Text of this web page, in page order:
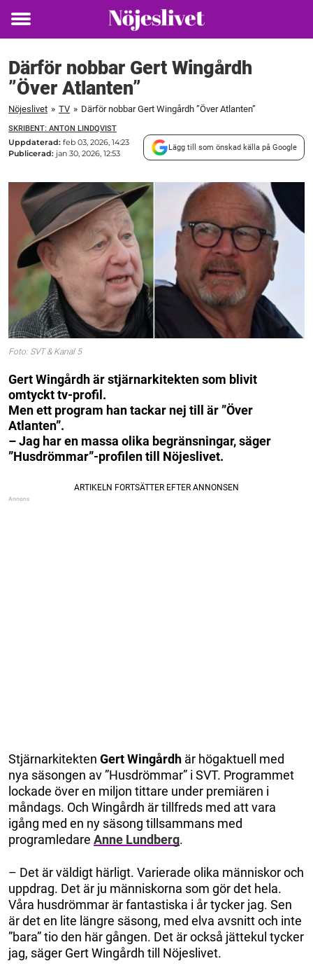
Toggle
Därför nobbar Gert Wingårdh
”Över Atlanten”
Nöjeslivet » TV » Därför nobbar Gert Wingårdh ”Över Atlanten”
SKRIBENT: ANTON LINDQVIST
Uppdaterad: feb 03, 2026, 14:23
Publicerad: jan 30, 2026, 12:53
Lägg till som önskad källa på Google
Foto: SVT & Kanal 5
Gert Wingårdh är stjärnarkitekten som blivit
omtyckt tv-profil.
Men ett program han tackar nej till är ”Över
Atlanten”.
– Jag har en massa olika begränsningar, säger
”Husdrömmar”-profilen till Nöjeslivet.
Stjärnarkitekten Gert Wingårdh är högaktuell med
nya säsongen av ”Husdrömmar” i SVT. Programmet
lockade över en miljon tittare under premiären i
måndags. Och Wingårdh är tillfreds med att vara
igång med en ny säsong tillsammans med
programledare Anne Lundberg.
– Det är väldigt härligt. Varierade olika människor och
uppdrag. Det är ju människorna som gör det hela.
Våra husdrömmar är fantastiska i år tycker jag. Sen
är det en lite längre säsong, med elva avsnitt och inte
”bara” tio den här gången. Det är också jättekul tycker
jag, säger Gert Wingårdh till Nöjeslivet.